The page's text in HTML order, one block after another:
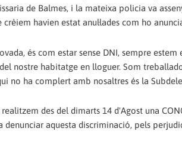
de Balmes, i la mateixa policia va
havien estat anul·lades com ho
és com estar sense DNI, sempre
nostre habitatge en lloguer. Som
no ha complert amb nosaltres és la
des del dimarts 14 d'Agost una
aquesta discriminació, pels